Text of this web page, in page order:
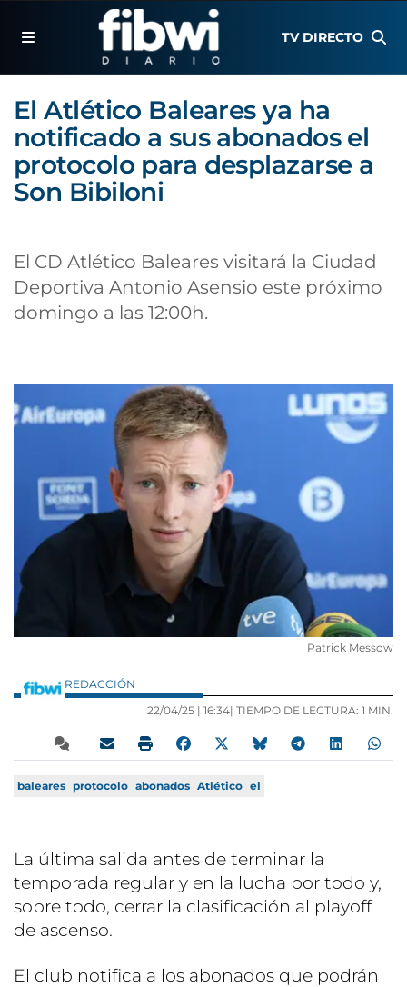
TV DIRECTO
El Atlético Baleares ya ha
notificado a sus abonados el
protocolo para desplazarse a
Son Bibiloni
El CD Atlético Baleares visitará la Ciudad
Deportiva Antonio Asensio este próximo
domingo a las 12:00h.
Patrick Messow
REDACCIÓN
22/04/25 | 16:34| TIEMPO DE LECTURA: 1 MIN.
baleares protocolo abonados Atlético el
La última salida antes de terminar la
temporada regular y en la lucha por todo y,
sobre todo, cerrar la clasificación al playoff
de ascenso.
El club notifica a los abonados que podrán